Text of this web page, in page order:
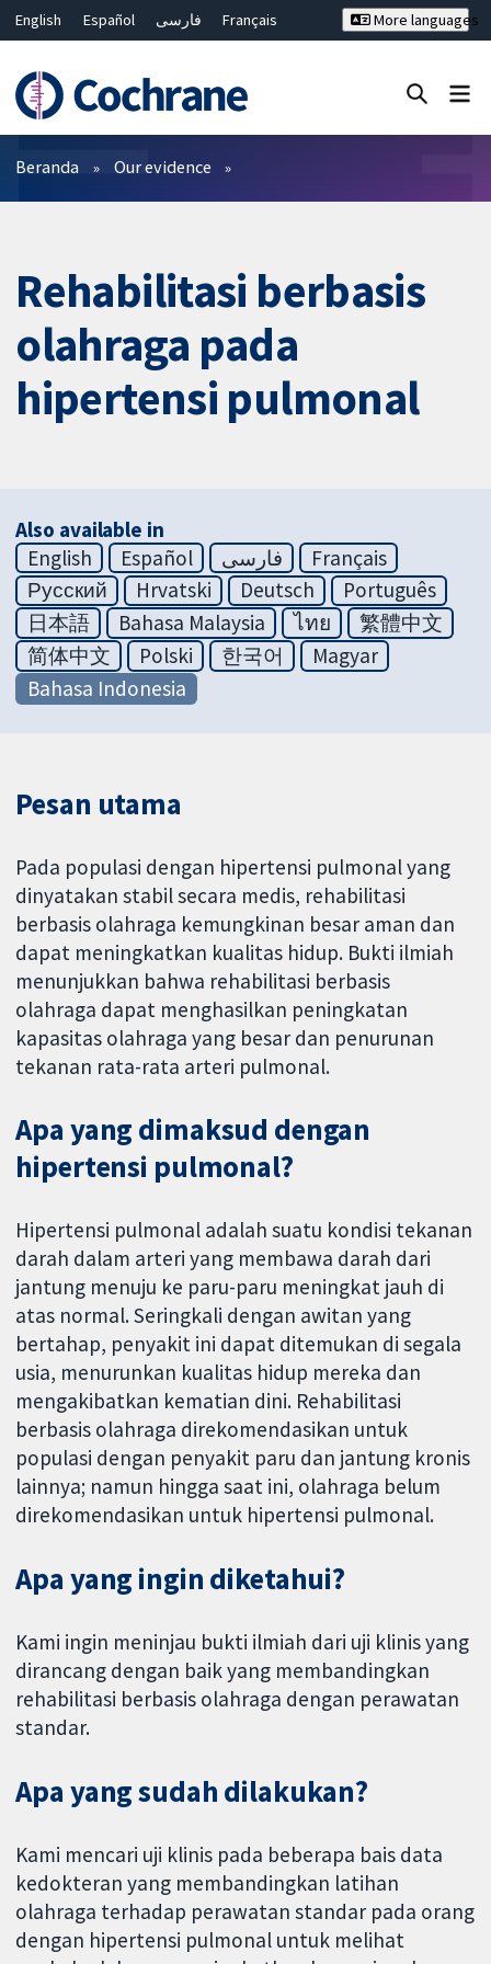
English Español فارسی
Français
Bahasa Malaysia
ไทย
繁體中文
简体中文
More languages
Filter
Beranda Our evidence
Rehabilitasi berbasis
olahraga pada
hipertensi pulmonal
Also available in
English
Español فارسی
Français
Русский
Hrvatski Deutsch
Português
日本語
Bahasa Malaysia ไทย
繁體中文
简体中文
Polski 한국어
Magyar
Bahasa Indonesia
Pesan utama
Pada populasi dengan hipertensi pulmonal yang
dinyatakan stabil secara medis, rehabilitasi
berbasis olahraga kemungkinan besar aman dan
dapat meningkatkan kualitas hidup. Bukti ilmiah
menunjukkan bahwa rehabilitasi berbasis
olahraga dapat menghasilkan peningkatan
kapasitas olahraga yang besar dan penurunan
tekanan rata-rata arteri pulmonal.
Apa yang dimaksud dengan
hipertensi pulmonal?
Hipertensi pulmonal adalah suatu kondisi tekanan
darah dalam arteri yang membawa darah dari
jantung menuju ke paru-paru meningkat jauh di
atas normal. Seringkali dengan awitan yang
bertahap, penyakit ini dapat ditemukan di segala
usia, menurunkan kualitas hidup mereka dan
mengakibatkan kematian dini. Rehabilitasi
berbasis olahraga direkomendasikan untuk
populasi dengan penyakit paru dan jantung kronis
lainnya; namun hingga saat ini, olahraga belum
direkomendasikan untuk hipertensi pulmonal.
Apa yang ingin diketahui?
Kami ingin meninjau bukti ilmiah dari uji klinis yang
dirancang dengan baik yang membandingkan
rehabilitasi berbasis olahraga dengan perawatan
standar.
Apa yang sudah dilakukan?
Kami mencari uji klinis pada beberapa bais data
kedokteran yang membandingkan latihan
olahraga terhadap perawatan standar pada orang
dengan hipertensi pulmonal untuk melihat